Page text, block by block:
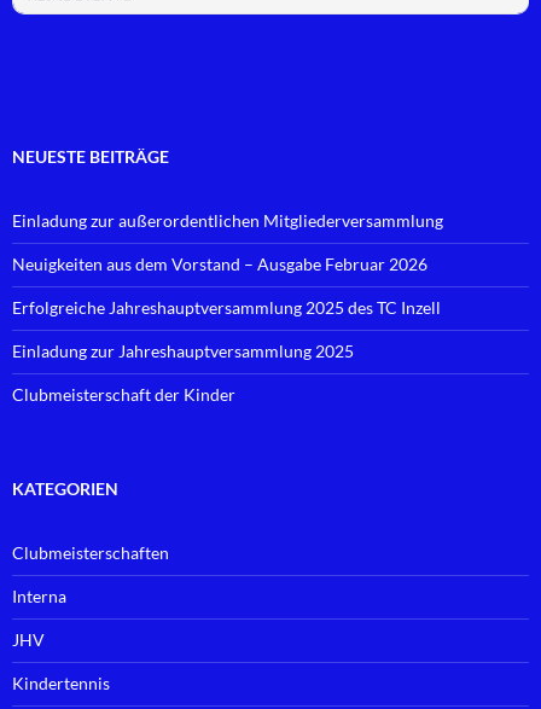
NEUESTE BEITRÄGE
Einladung zur außerordentlichen Mitgliederversammlung
Neuigkeiten aus dem Vorstand – Ausgabe Februar 2026
Erfolgreiche Jahreshauptversammlung 2025 des TC Inzell
Einladung zur Jahreshauptversammlung 2025
Clubmeisterschaft der Kinder
KATEGORIEN
Clubmeisterschaften
Interna
JHV
Kindertennis